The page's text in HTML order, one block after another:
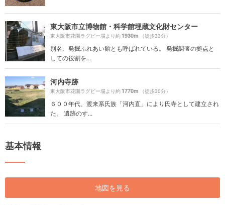
東大阪市立博物館・科学館埋蔵文化財センター
東大阪市花園ラグビー場より約1930m （徒歩33分）
別名、発掘ふれあい館とも呼ばれている。 発掘調査の拠点と
しての役割を...
河内寺跡
東大阪市花園ラグビー場より約1770m （徒歩30分）
６００年代、渡来系氏族「河内直」により氏寺として建立され
た。 遺跡のす...
基本情報
地図を見る